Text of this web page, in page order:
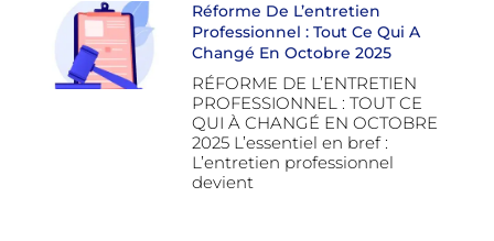
Réforme De L’entretien
Professionnel : Tout Ce Qui A
Changé En Octobre 2025
RÉFORME DE L’ENTRETIEN
PROFESSIONNEL : TOUT CE
QUI À CHANGÉ EN OCTOBRE
2025 L’essentiel en bref :
L’entretien professionnel
devient